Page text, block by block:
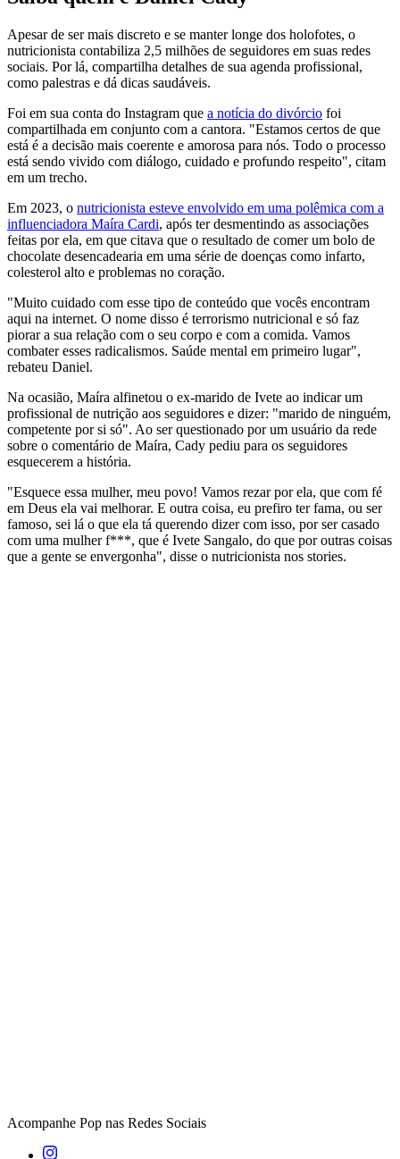
Apesar de ser mais discreto e se manter longe dos holofotes, o
nutricionista contabiliza 2,5 milhões de seguidores em suas redes
sociais. Por lá, compartilha detalhes de sua agenda profissional,
como palestras e dá dicas saudáveis.
Foi em sua conta do Instagram que a notícia do divórcio foi
compartilhada em conjunto com a cantora. "Estamos certos de que
está é a decisão mais coerente e amorosa para nós. Todo o processo
está sendo vivido com diálogo, cuidado e profundo respeito", citam
em um trecho.
Em 2023, o nutricionista esteve envolvido em uma polêmica com a
influenciadora Maíra Cardi, após ter desmentindo as associações
feitas por ela, em que citava que o resultado de comer um bolo de
chocolate desencadearia em uma série de doenças como infarto,
colesterol alto e problemas no coração.
"Muito cuidado com esse tipo de conteúdo que vocês encontram
aqui na internet. O nome disso é terrorismo nutricional e só faz
piorar a sua relação com o seu corpo e com a comida. Vamos
combater esses radicalismos. Saúde mental em primeiro lugar",
rebateu Daniel.
Na ocasião, Maíra alfinetou o ex-marido de Ivete ao indicar um
profissional de nutrição aos seguidores e dizer: "marido de ninguém,
competente por si só". Ao ser questionado por um usuário da rede
sobre o comentário de Maíra, Cady pediu para os seguidores
esquecerem a história.
"Esquece essa mulher, meu povo! Vamos rezar por ela, que com fé
em Deus ela vai melhorar. E outra coisa, eu prefiro ter fama, ou ser
famoso, sei lá o que ela tá querendo dizer com isso, por ser casado
com uma mulher f***, que é Ivete Sangalo, do que por outras coisas
que a gente se envergonha", disse o nutricionista nos stories.
Acompanhe Pop nas Redes Sociais